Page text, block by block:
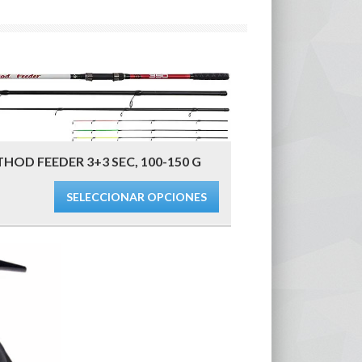
FEEDER 3+3 SEC, 100-150 G
SELECCIONAR OPCIONES